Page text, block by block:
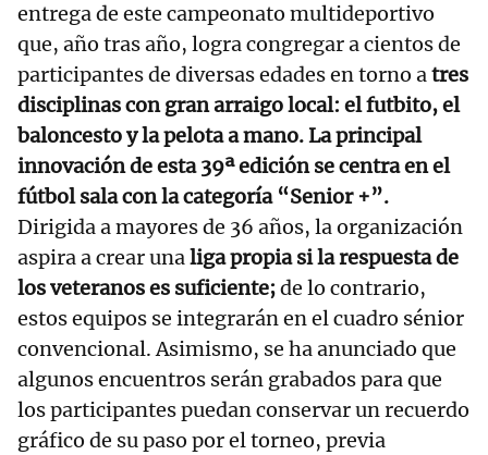
entrega de este campeonato multideportivo
que, año tras año, logra congregar a cientos de
participantes de diversas edades en torno atres
disciplinas con gran arraigo local: el futbito, el
baloncesto y la pelota a mano. La principal
innovación de esta 39ª edición se centra en el
fútbol sala con la categoría “Senior +”.
Dirigida a mayores de 36 años, la organización
aspira a crear unaliga propia si la respuesta de
los veteranos es suficiente;de lo contrario,
estos equipos se integrarán en el cuadro sénior
convencional. Asimismo, se ha anunciado que
algunos encuentros serán grabados para que
los participantes puedan conservar un recuerdo
gráfico de su paso por el torneo, previa